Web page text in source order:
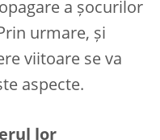
a șocurilor
urmare, și
viitoare se va
aspecte.
lor